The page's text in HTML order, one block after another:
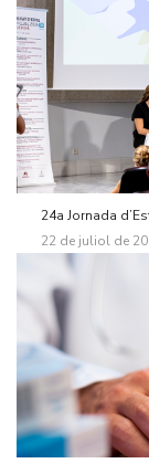
24a Jornada
22 de juliol de